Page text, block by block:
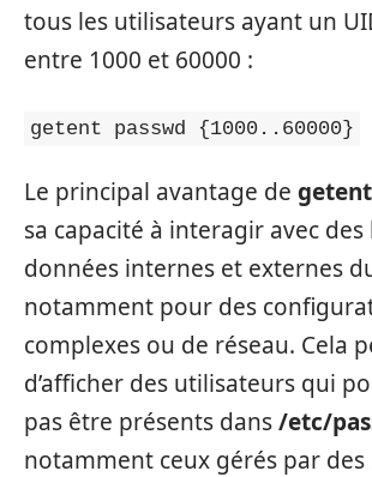
tous les utilisateurs ayant un
entre 1000 et 60000 :
getent passwd {1000..60000}
Le principal avantage de getent
sa capacité à interagir avec des
données internes et externes
notamment pour des
complexes ou de réseau. Cela
d’afficher des utilisateurs qui
pas être présents dans/etc/
notamment ceux gérés par des